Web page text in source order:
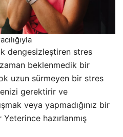
dengesizleştiren stres
beklenmedik bir
uzun sürmeyen bir stres
gerektirir ve
veya yapmadığınız bir
hazırlanmış